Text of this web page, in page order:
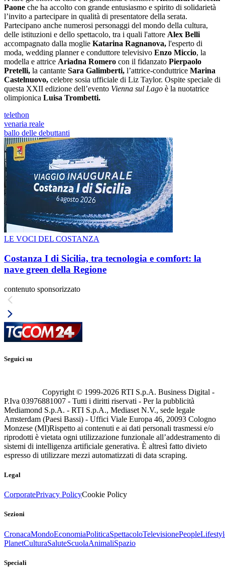
Paone che ha accolto con grande entusiasmo e spirito di solidarietà
l’invito a partecipare in qualità di presentatore della serata.
Partecipano anche numerosi personaggi del mondo della cultura,
delle istituzioni e dello spettacolo, tra i quali l'attore Alex Belli
accompagnato dalla moglie Katarina Ragnanova, l'esperto di
moda, wedding planner e conduttore televisivo Enzo Miccio, la
modella e attrice Ariadna Romero con il fidanzato Pierpaolo
Pretelli, la cantante Sara Galimberti, l’attrice-conduttrice Marina
Castelnuovo, celebre sosia ufficiale di Liz Taylor. Ospite speciale di
questa XXII edizione dell’evento Vienna sul Lago è la nuotatrice
olimpionica Luisa Trombetti.
telethon
venaria reale
ballo delle debuttanti
LE VOCI DEL COSTANZA
Costanza I di Sicilia, tra tecnologia e comfort: la
nave green della Regione
contenuto sponsorizzato
Seguici su
Copyright © 1999-2026 RTI S.p.A. Business Digital -
P.Iva 03976881007 - Tutti i diritti riservati - Per la pubblicità
Mediamond S.p.A. - RTI S.p.A., Mediaset N.V., sede legale
Amsterdam (Paesi Bassi) - Uffici Viale Europa 46, 20093 Cologno
Monzese (MI)Rispetto ai contenuti e ai dati personali trasmessi e/o
riprodotti è vietata ogni utilizzazione funzionale all’addestramento di
sistemi di intelligenza artificiale generativa. È altresì fatto divieto
espresso di utilizzare mezzi automatizzati di data scraping.
Legal
CorporatePrivacy PolicyCookie Policy
Sezioni
CronacaMondoEconomiaPoliticaSpettacoloTelevisionePeople
PlanetCulturaSaluteScuolaAnimaliSpazio
Speciali